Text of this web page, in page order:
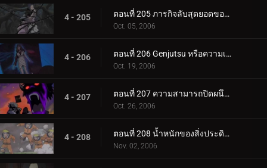
4 - 205 ตอนที่ 205 ภารกิจลับสุดยอดของคุเรไน: คำสัญญากับโฮคาเงะรุ่นที่ 3
Oct. 05, 2006
4 - 206 ตอนที่ 206 Genjutsu หรือความเป็นจริง?
Oct. 19, 2006
4 - 207 ตอนที่ 207 ความสามารถปิดผนึกที่ควรจะเป็น
Oct. 26, 2006
4 - 208 ตอนที่ 208 น้ำหนักของสิ่งประดิษฐ์ล้ำค่า!
Nov. 02, 2006